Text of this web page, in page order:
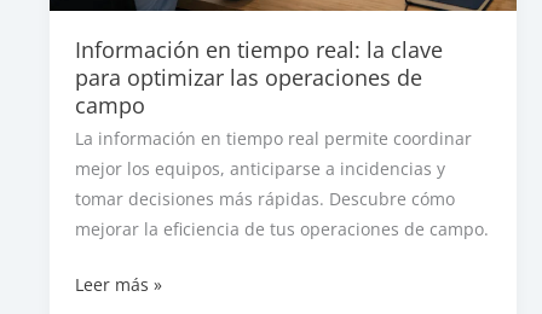
Información en tiempo real: la clave
para optimizar las operaciones de
campo
La información en tiempo real permite coordinar
mejor los equipos, anticiparse a incidencias y
tomar decisiones más rápidas. Descubre cómo
mejorar la eficiencia de tus operaciones de campo.
Información
Leer más »